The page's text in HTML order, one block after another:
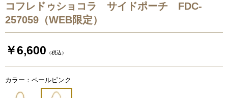
コフレドゥショコラ サイドポーチ FDC-
257059（WEB限定）
￥6,600 （税込）
カラー：ペールピンク